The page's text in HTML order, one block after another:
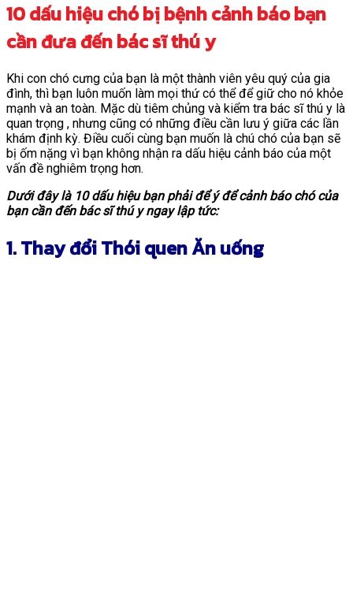
10 dấu hiệu chó bị bệnh cảnh báo bạn
cần đưa đến bác sĩ thú y
Khi con chó cưng của bạn là một thành viên yêu quý của gia
đình, thì bạn luôn muốn làm mọi thứ có thể để giữ cho nó khỏe
mạnh và an toàn. Mặc dù tiêm chủng và kiểm tra bác sĩ thú y là
quan trọng , nhưng cũng có những điều cần lưu ý giữa các lần
khám định kỳ. Điều cuối cùng bạn muốn là chú chó của bạn sẽ
bị ốm nặng vì bạn không nhận ra dấu hiệu cảnh báo của một
vấn đề nghiêm trọng hơn.
Dưới đây là 10 dấu hiệu bạn phải để ý để cảnh báo chó của
bạn cần đến bác sĩ thú y ngay lập tức:
1. Thay đổi Thói quen Ăn uống